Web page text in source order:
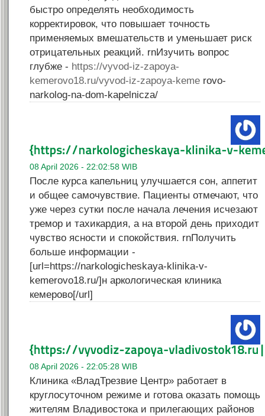
быстро определять необходимость
корректировок, что повышает точность
применяемых вмешательств и уменьшает риск
отрицательных реакций. rnИзучить вопрос
глубже - https://vyvod-iz-zapoya-
kemerovo18.ru/vyvod-iz-zapoya-keme rovo-
narkolog-na-dom-kapelnicza/
08 April 2026 - 22:02:58 WIB
После курса капельниц улучшается сон, аппетит
и общее самочувствие. Пациенты отмечают, что
уже через сутки после начала лечения исчезают
тремор и тахикардия, а на второй день приходит
чувство ясности и спокойствия. rnПолучить
больше информации -
[url=https://narkologicheskaya-klinika-v-
kemerovo18.ru/]н аркологическая клиника
кемерово[/url]
08 April 2026 - 22:05:28 WIB
Клиника «ВладТрезвие Центр» работает в
круглосуточном режиме и готова оказать помощь
жителям Владивостока и прилегающих районов